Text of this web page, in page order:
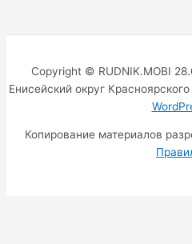
Copyright © RUDNIK.MOBI
Енисейский округ
Копирование материалов